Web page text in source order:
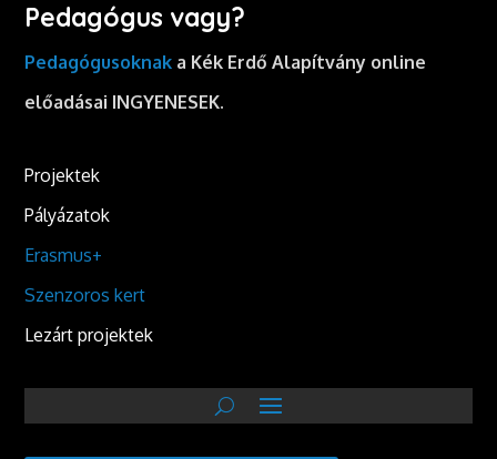
Pedagógus vagy?
Pedagógusoknak a Kék Erdő Alapítvány online
előadásai INGYENESEK.
Projektek
Pályázatok
Erasmus+
Szenzoros kert
Lezárt projektek